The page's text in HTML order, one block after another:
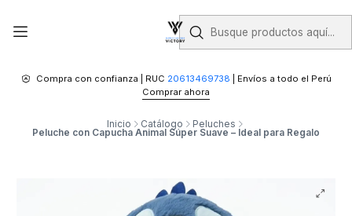
Compra con confianza | RUC 20613469738 | Envíos a todo el Perú
Comprar ahora
Inicio Catálogo Peluches
Peluche con Capucha Animal Súper Suave – Ideal para Regalo